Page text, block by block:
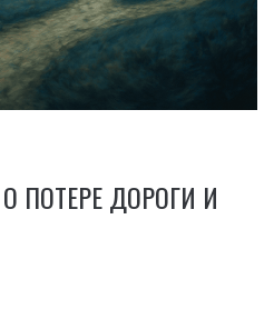
ПОТЕРЕ ДОРОГИ И